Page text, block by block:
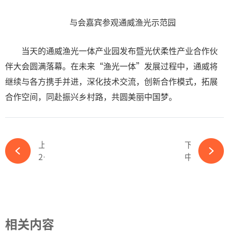
与会嘉宾参观通威渔光示范园
当天的通威渔光一体产业园发布暨光伏柔性产业合作伙
伴大会圆满落幕。在未来“渔光一体”发展过程中，通威将
继续与各方携手并进，深化技术交流，创新合作模式，拓展
合作空间，同赴振兴乡村路，共圆美丽中国梦。
2023中国能源500强出炉：协鑫、隆基、晶科、通威、晶澳等69家光伏企业上榜！-ky体育APP官网下载
下一篇
中国光伏人有了自己的节日！“中国光伏节”正式设立！-ky体育APP官网下载
相关内容